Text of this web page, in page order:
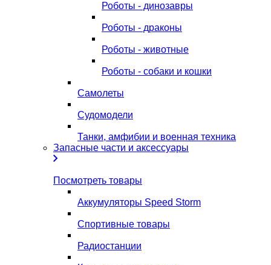
Роботы - динозавры
Роботы - драконы
Роботы - животные
Роботы - собаки и кошки
Самолеты
Судомодели
Танки, амфибии и военная техника
Запасные части и аксессуары
Посмотреть товары
Аккумуляторы Speed Storm
Спортивные товары
Радиостанции